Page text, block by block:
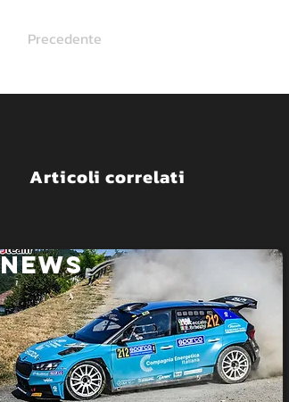
Precedente
Articoli correlati
NEWS